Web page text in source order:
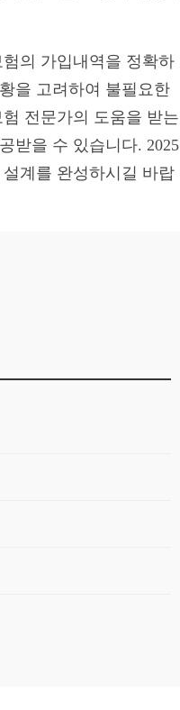
의 가입내역을 정확하
을 고려하여 불필요한
전문가의 도움을 받는
받을 수 있습니다. 2025
계를 완성하시길 바랍